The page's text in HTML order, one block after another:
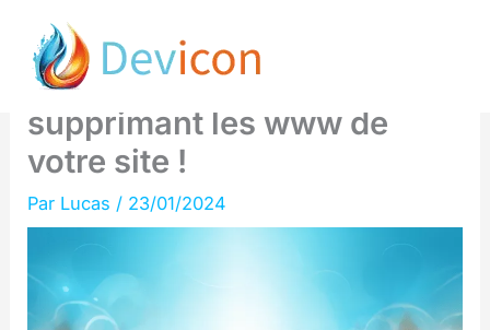
contenu
Boostez votre
référencement en
supprimant les www de
votre site !
Par Lucas / 23/01/2024